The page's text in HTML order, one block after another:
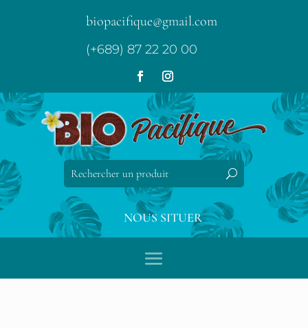
biopacifique@gmail.com
(+689) 87 22 20 00
NOUS SITUER